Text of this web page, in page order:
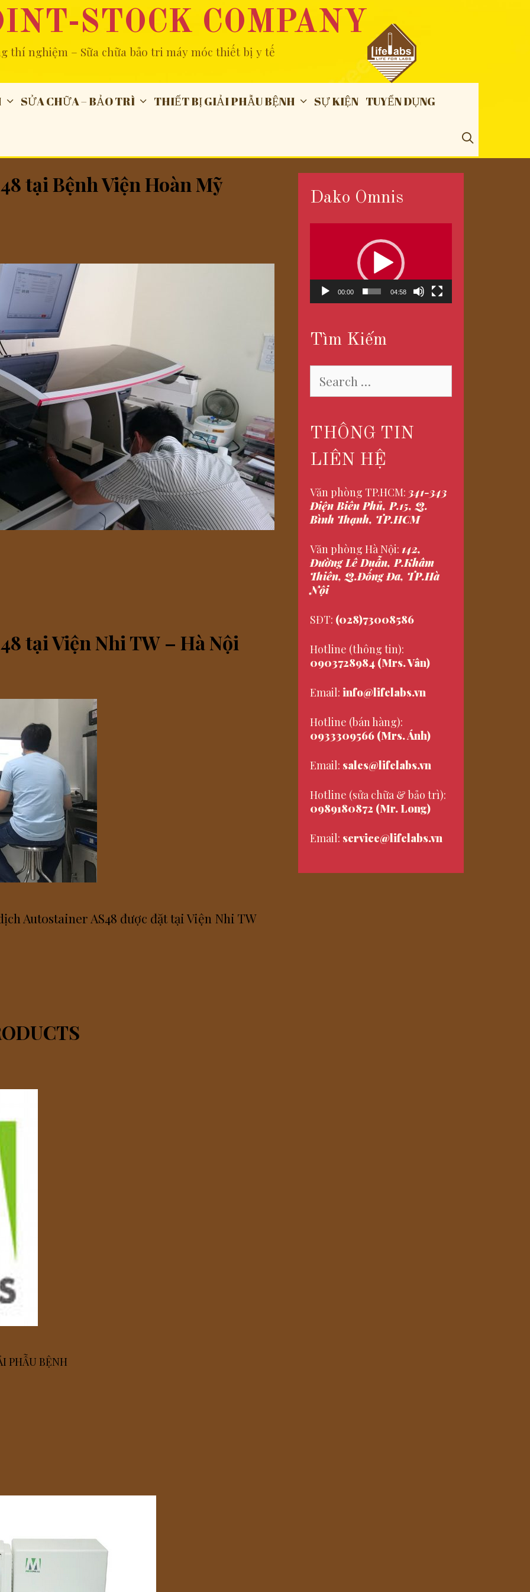
STOCK COMPANY
nghiệm – Sữa chữa bảo tri máy móc thiết bị y tế
SỬA CHỮA – BẢO TRÌ THIẾT BỊ GIẢI PHẪU BỆNH SỰ KIỆN TUYỂN DỤNG
tại Bệnh Viện Hoàn Mỹ
tại Viện Nhi TW – Hà Nội
Autostainer AS48 được đặt tại Viện Nhi TW
PHẪU BỆNH
Dako Omnis
00:00 04:58
Tìm Kiếm
for:
THÔNG TIN
LIÊN HỆ
Văn phòng TP.HCM: 341-343
Điện Biên Phủ, P.15, Q.
Bình Thạnh, TP.HCM
Văn phòng Hà Nội: 142,
Đường Lê Duẫn, P.Khâm
Thiên, Q.Đống Đa, TP.Hà
Nội
SĐT: (028)73008586
Hotline (thông tin):
0903728984 (Mrs. Vân)
Email: info@lifelabs.vn
Hotline (bán hàng):
0933309566 (Mrs. Ánh)
Email: sales@lifelabs.vn
Hotline (sửa chữa & bảo trì):
0989180872 (Mr. Long)
Email: service@lifelabs.vn